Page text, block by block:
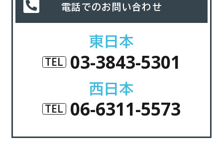
電話でのお問い合わせ
東日本
TEL 03-3843-5301
西日本
TEL 06-6311-5573